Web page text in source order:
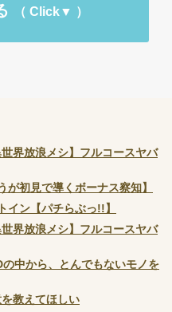
界放浪メシ】フルコースヤバ
初見で導くボーナス察知】
イン【パチらぶっ!!】
界放浪メシ】フルコースヤバ
中から、とんでもないモノを
教えてほしい